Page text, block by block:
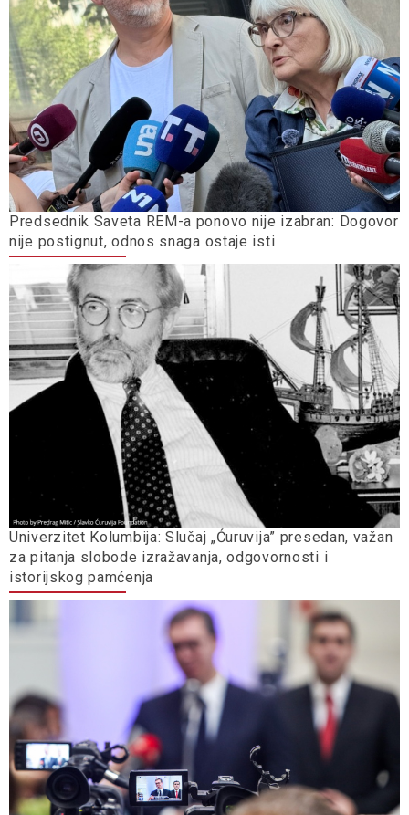
Predsednik Saveta REM-a ponovo nije izabran: Dogovor
nije postignut, odnos snaga ostaje isti
Univerzitet Kolumbija: Slučaj „Ćuruvija” presedan, važan
za pitanja slobode izražavanja, odgovornosti i
istorijskog pamćenja